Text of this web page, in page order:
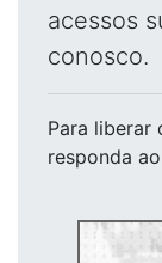
acessos
conosco.
Para liberar
responda